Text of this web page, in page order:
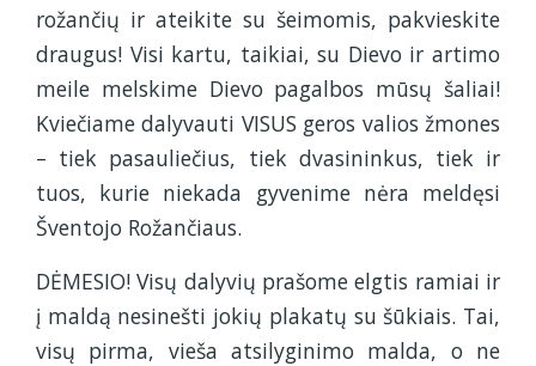
rožančių ir ateikite su šeimomis, pakvieskite
draugus! Visi kartu, taikiai, su Dievo ir artimo
meile melskime Dievo pagalbos mūsų šaliai!
Kviečiame dalyvauti VISUS geros valios žmones
– tiek pasauliečius, tiek dvasininkus, tiek ir
tuos, kurie niekada gyvenime nėra meldęsi
Šventojo Rožančiaus.
DĖMESIO! Visų dalyvių prašome elgtis ramiai ir
į maldą nesinešti jokių plakatų su šūkiais. Tai,
visų pirma, vieša atsilyginimo malda, o ne